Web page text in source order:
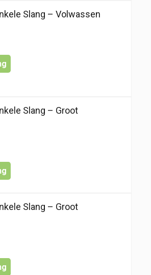
Slang – Volwassen
Slang – Groot
Slang – Groot